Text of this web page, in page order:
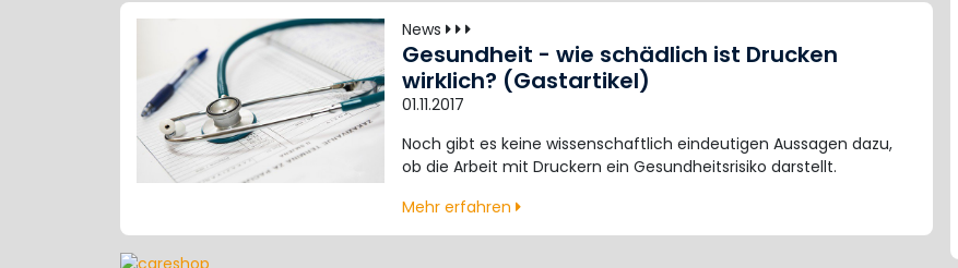
News
Gesundheit - wie schädlich ist Drucken
wirklich? (Gastartikel)
01.11.2017
Noch gibt es keine wissenschaftlich eindeutigen Aussagen dazu,
ob die Arbeit mit Druckern ein Gesundheitsrisiko darstellt.
Mehr erfahren